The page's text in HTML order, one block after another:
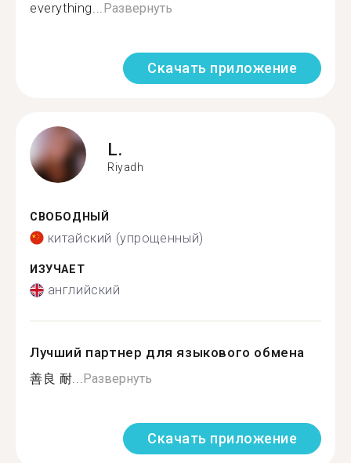
everything...Развернуть
Скачать приложение
L.
Riyadh
СВОБОДНЫЙ
китайский (упрощенный)
ИЗУЧАЕТ
английский
Лучший партнер для языкового обмена
善良 耐...Развернуть
Скачать приложение